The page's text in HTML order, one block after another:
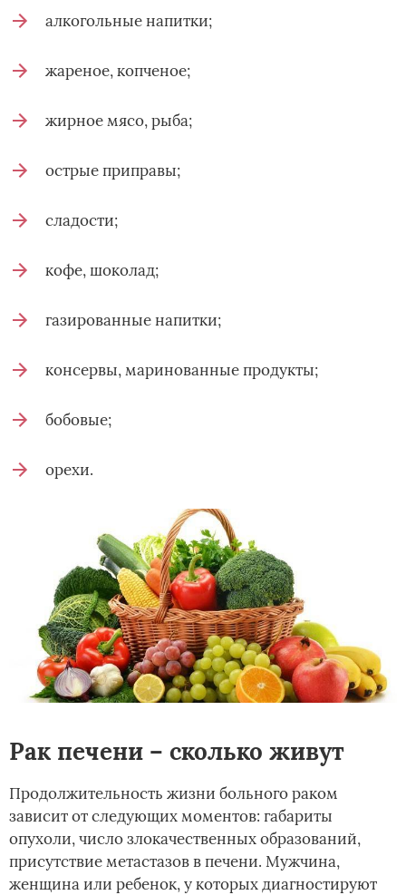
алкогольные напитки;
жареное, копченое;
жирное мясо, рыба;
острые приправы;
сладости;
кофе, шоколад;
газированные напитки;
консервы, маринованные продукты;
бобовые;
орехи.
Рак печени – сколько живут
Продолжительность жизни больного раком
зависит от следующих моментов: габариты
опухоли, число злокачественных образований,
присутствие метастазов в печени. Мужчина,
женщина или ребенок, у которых диагностируют